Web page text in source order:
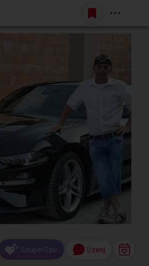
Belépés
SzuperSzív Üzenj